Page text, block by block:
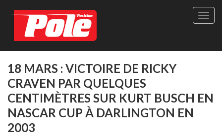
Site
seul
18 MARS : VICTOIRE DE RICKY
CRAVEN PAR QUELQUES
CENTIMÈTRES SUR KURT BUSCH EN
NASCAR CUP À DARLINGTON EN
2003